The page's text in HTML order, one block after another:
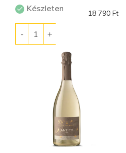
Készleten 18 790 Ft